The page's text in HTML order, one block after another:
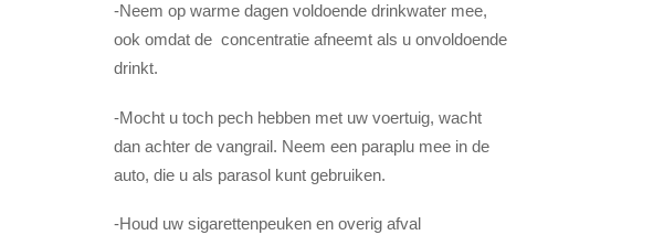
-Neem op warme dagen voldoende drinkwater mee,
ook omdat de concentratie afneemt als u onvoldoende
drinkt.
-Mocht u toch pech hebben met uw voertuig, wacht
dan achter de vangrail. Neem een paraplu mee in de
auto, die u als parasol kunt gebruiken.
-Houd uw sigarettenpeuken en overig afval